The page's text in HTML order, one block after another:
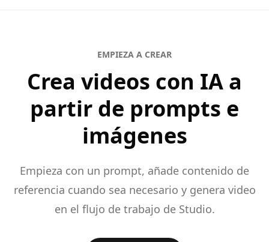
EMPIEZA A CREAR
Crea videos con IA a
partir de prompts e
imágenes
Empieza con un prompt, añade contenido de
referencia cuando sea necesario y genera video
en el flujo de trabajo de Studio.